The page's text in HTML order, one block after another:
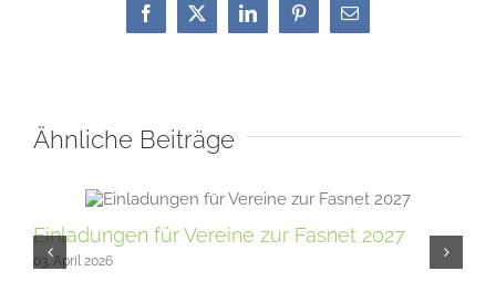
Facebook
X LinkedInPinterest
E-
Mail
Ähnliche Beiträge
Einladungen für Vereine zur Fasnet 2027
03. April 2026